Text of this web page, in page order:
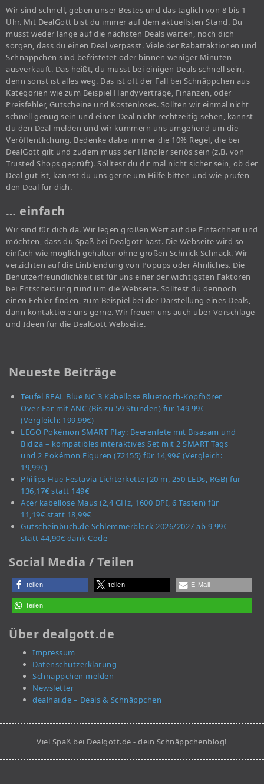
Wir sind schnell, geben unser Bestes und das täglich von 8 bis 1
Uhr. Mit DealGott bist du immer auf dem aktuellsten Stand. Du
musst weder lange auf die nächsten Deals warten, noch dich
sorgen, dass du einen Deal verpasst. Viele der Rabattaktionen und
Schnäppchen sind befristetet oder binnen weniger Minuten
ausverkauft. Das heißt, du musst bei einigen Deals schnell sein,
denn sonst ist alles weg. Das ist oft der Fall bei Schnäppchen aus
Kategorien wie zum Beispiel Handyverträge, Finanzen, oder
Preisfehler, Gutscheine und Kostenloses. Sollten wir einmal nicht
schnell genug sein und einen Deal nicht rechtzeitig sehen, kannst
du den Deal melden und wir kümmern uns umgehend um die
Veröffentlichung. Bedenke dabei immer die 10% Regel, die bei
DealGott gilt und zudem muss der Händler seriös sein (z.B. von
Trusted Shops geprüft). Solltest du dir mal nicht sicher sein, ob der
Deal gut ist, kannst du uns gerne um Hilfe bitten und wie prüfen
den Deal für dich.
… einfach
Wir sind für dich da. Wir legen großen Wert auf die Einfachheit und
möchten, dass du Spaß bei Dealgott hast. Die Webseite wird so
einfach wie möglich gehalten ohne großen Schnick Schnack. Wir
verzichten auf die Einblendung von Popups oder Ähnliches. Die
Benutzerfreundlichkeit ist für uns einer der wichtigsten Faktoren
bei Entscheidung rund um die Webseite. Solltest du dennoch
einen Fehler finden, zum Beispiel bei der Darstellung eines Deals,
dann kontaktiere uns gerne. Wir freuen uns auch über Vorschläge
und Ideen für die DealGott Webseite.
Neueste Beiträge
Teufel REAL Blue NC 3 Kabellose Bluetooth-Kopfhörer
Over-Ear mit ANC (Bis zu 59 Stunden) für 149,99€
(Vergleich: 199,99€)
LEGO Pokémon SMART Play: Beerenfete mit Bisasam und
Bidiza – kompatibles interaktives Set mit 2 SMART Tags
und 2 Pokémon Figuren (72155) für 14,99€ (Vergleich:
19,99€)
Philips Hue Festavia Lichterkette (20 m, 250 LEDs, RGB) für
136,17€ statt 149€
Acer kabellose Maus (2,4 GHz, 1600 DPI, 6 Tasten) für
11,19€ statt 18,99€
Gutscheinbuch.de Schlemmerblock 2026/2027 ab 9,99€
statt 44,90€ dank Code
Social Media / Teilen
teilen teilen E-Mail
teilen
Über dealgott.de
Impressum
Datenschutzerklärung
Schnäppchen melden
Newsletter
dealhai.de – Deals & Schnäppchen
Viel Spaß bei Dealgott.de - dein Schnäppchenblog!